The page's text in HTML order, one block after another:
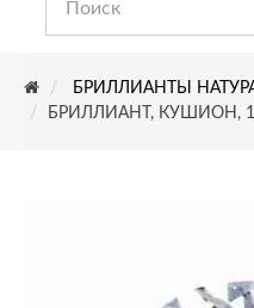
БРИЛЛИАНТЫ
БРИЛЛИАНТ, КУШИОН,